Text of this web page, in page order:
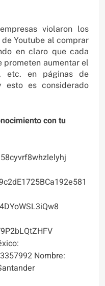
violaron los
Youtube al comprar
en claro que cada
prometen aumentar el
etc. en páginas de
esto es considerado
con tu
Nombre: